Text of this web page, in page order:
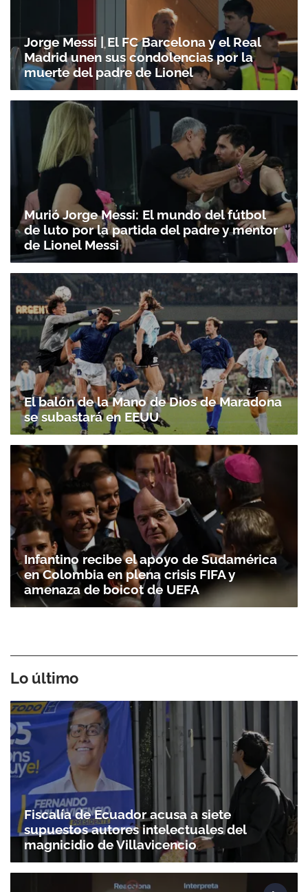
Jorge Messi | El FC Barcelona y el Real
Madrid unen sus condolencias por la
muerte del padre de Lionel
Murió Jorge Messi: El mundo del fútbol
de luto por la partida del padre y mentor
de Lionel Messi
El balón de la Mano de Dios de Maradona
se subastará en EEUU
Infantino recibe el apoyo de Sudamérica
en Colombia en plena crisis FIFA y
amenaza de boicot de UEFA
Lo último
Fiscalía de Ecuador acusa a siete
supuestos autores intelectuales del
magnicidio de Villavicencio